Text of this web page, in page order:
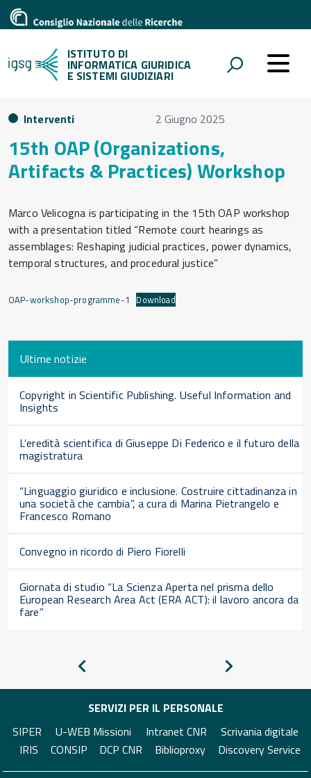
ISTITUTO DI
INFORMATICA GIURIDICA
E SISTEMI GIUDIZIARI
Interventi 2 Giugno 2025
15th OAP (Organizations,
Artifacts & Practices) Workshop
Marco Velicogna is participating in the 15th OAP workshop
with a presentation titled “Remote court hearings as
assemblages: Reshaping judicial practices, power dynamics,
temporal structures, and procedural justice”
OAP-workshop-programme-1 Download
Ultime notizie
Copyright in Scientific Publishing. Useful Information and
Insights
L’eredità scientifica di Giuseppe Di Federico e il futuro della
magistratura
“Linguaggio giuridico e inclusione. Costruire cittadinanza in
una società che cambia”, a cura di Marina Pietrangelo e
Francesco Romano
Convegno in ricordo di Piero Fiorelli
Giornata di studio “La Scienza Aperta nel prisma dello
European Research Area Act (ERA ACT): il lavoro ancora da
fare”
SERVIZI PER IL PERSONALE
SIPER
U-WEB Missioni Intranet CNR
Scrivania digitale
IRIS
CONSIP DCP CNR Biblioproxy Discovery Service